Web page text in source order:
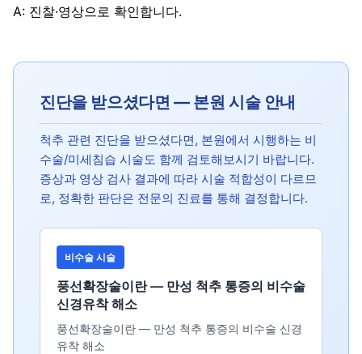
A: 진찰·영상으로 확인합니다.
진단을 받으셨다면 — 본원 시술 안내
척추 관련 진단을 받으셨다면, 본원에서 시행하는 비
수술/미세침습 시술도 함께 검토해보시기 바랍니다.
증상과 영상 검사 결과에 따라 시술 적합성이 다르므
로, 정확한 판단은 전문의 진료를 통해 결정합니다.
비수술 시술
풍선확장술이란 — 만성 척추 통증의 비수술
신경유착 해소
풍선확장술이란 — 만성 척추 통증의 비수술 신경
유착 해소